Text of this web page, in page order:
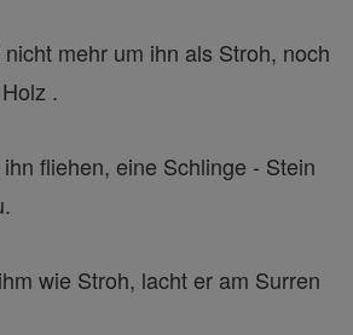
mehr um ihn als Stroh, noch
.
fliehen, eine Schlinge - Stein
wie Stroh, lacht er am Surren